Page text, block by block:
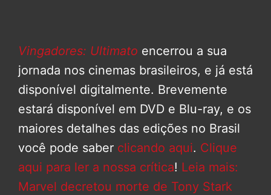
Vingadores: Ultimato encerrou a sua
jornada nos cinemas brasileiros, e já está
disponível digitalmente. Brevemente
estará disponível em DVD e Blu-ray, e os
maiores detalhes das edições no Brasil
você pode saber clicando aqui. Clique
aqui para ler a nossa crítica! Leia mais:
Marvel decretou morte de Tony Stark